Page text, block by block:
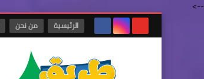
-->
الرئيسية من نحن